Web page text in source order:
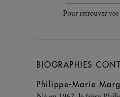
Pour retrouver
BIOGRAPHIES
Philippe-Marie